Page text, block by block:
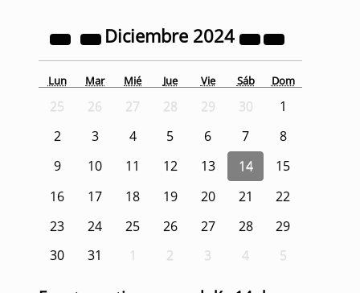
Diciembre 2024
Lun Mar Mié Jue Vie Sáb Dom
25 26 27 28 29 30
1
2
3 4 5 6 7
8
9
10 11 12 13 14
15
16
17 18 19 20 21
22
23
24 25 26 27 28
29
30
31 1 2 3 4 5